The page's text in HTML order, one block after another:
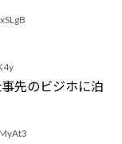
先のビジホに泊